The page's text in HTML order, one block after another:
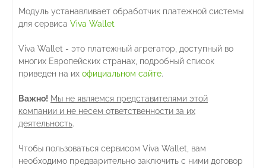
Модуль устанавливает обработчик платежной системы
для сервиса Viva Wallet
Viva Wallet - это платежный агрегатор, доступный во
многих Европейских странах, подробный список
приведен на их официальном сайте.
Важно! Мы не являемся представителями этой
компании и не несем ответственности за их
деятельность.
Чтобы пользоваться сервисом Viva Wallet, вам
необходимо предварительно заключить с ними договор